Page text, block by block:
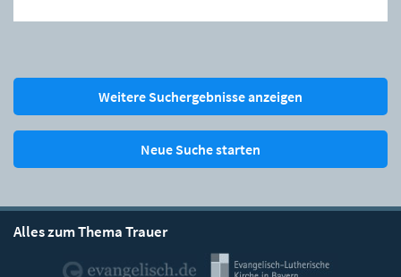
Weitere Suchergebnisse anzeigen
Neue Suche starten
Alles zum Thema Trauer